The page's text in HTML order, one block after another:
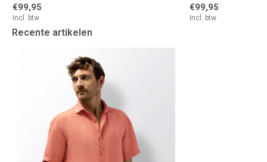
€99,95
Incl. btw
€99,95
Incl. btw
Recente artikelen